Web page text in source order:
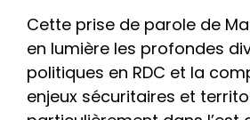
Cette prise de parole de
en lumière les profondes
politiques en RDC et la
enjeux sécuritaires et